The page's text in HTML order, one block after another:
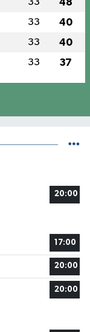
33 48
33 40
33 40
33 37
20:00
17:00
20:00
20:00